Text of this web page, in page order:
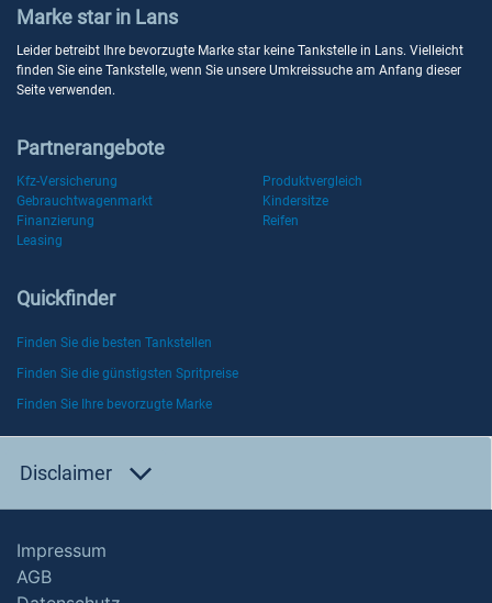
Marke star in Lans
Leider betreibt Ihre bevorzugte Marke star keine Tankstelle in Lans. Vielleicht
finden Sie eine Tankstelle, wenn Sie unsere Umkreissuche am Anfang dieser
Seite verwenden.
Partnerangebote
Kfz-Versicherung
Produktvergleich
Gebrauchtwagenmarkt
Kindersitze
Finanzierung
Reifen
Leasing
Quickfinder
Finden Sie die besten Tankstellen
Finden Sie die günstigsten Spritpreise
Finden Sie Ihre bevorzugte Marke
Disclaimer
Impressum
AGB